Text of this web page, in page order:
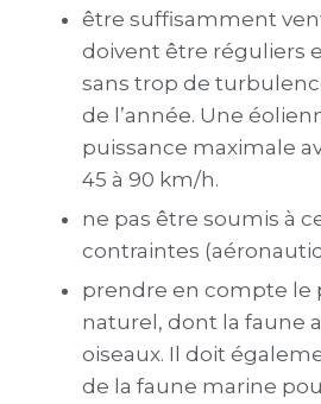
être suffisamment
doivent être réguliers
sans trop de
de l’année. Une
puissance maximale
45 à 90 km/h.
ne pas être soumis à
contraintes
prendre en compte le
naturel, dont la faune
oiseaux. Il doit
de la faune marine